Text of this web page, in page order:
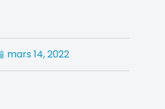
mars 14, 2022